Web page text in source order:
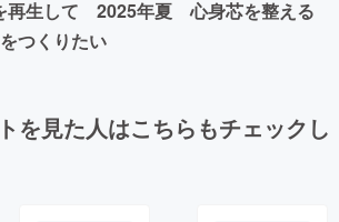
再生して 2025年夏 心身芯を整える
つくりたい
を見た人はこちらもチェックし